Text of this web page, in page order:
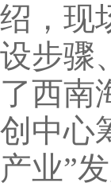
绍，现
设步骤
了西南
创中心
产业”